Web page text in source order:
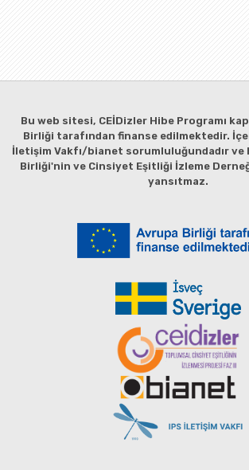
Bu web sitesi, CEİDizler Hibe Programı
Birliği tarafından finanse edilmektedir.
İletişim Vakfı/bianet sorumluluğundadır ve
Birliği'nin ve Cinsiyet Eşitliği İzleme
yansıtmaz.